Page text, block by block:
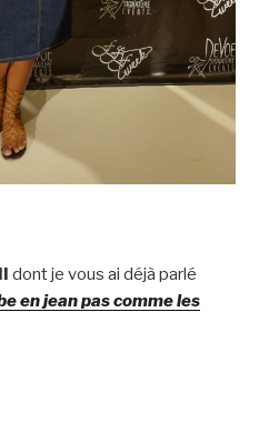
dont je vous ai déjà parlé
en jean pas comme les